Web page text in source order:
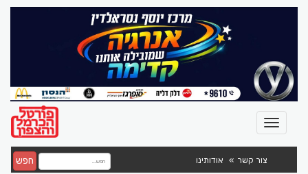
צור קשר אודותינו חפש